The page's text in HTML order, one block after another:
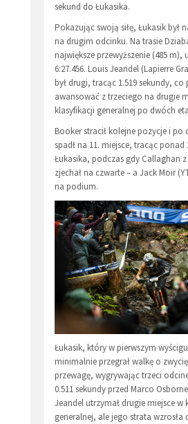
sekund do Łukasika.
Pokazując swoją siłę, Łukasik był
na drugim odcinku. Na trasie
największe przewyższenie (485 m),
6:27.456. Louis Jeandel (Lapierre
był drugi, tracąc 1.519 sekundy,
awansować z trzeciego na drugie
klasyfikacji generalnej po dwóch
Booker stracił kolejne pozycje i
spadł na 11. miejsce, tracąc ponad
Łukasika, podczas gdy Callaghan
zjechał na czwarte – a Jack Moir
na podium.
Łukasik, który w pierwszym
minimalnie przegrał walkę o
przewagę, wygrywając trzeci
0.511 sekundy przed Marco
Jeandel utrzymał drugie miejsce w
generalnej, ale jego strata wzrosła